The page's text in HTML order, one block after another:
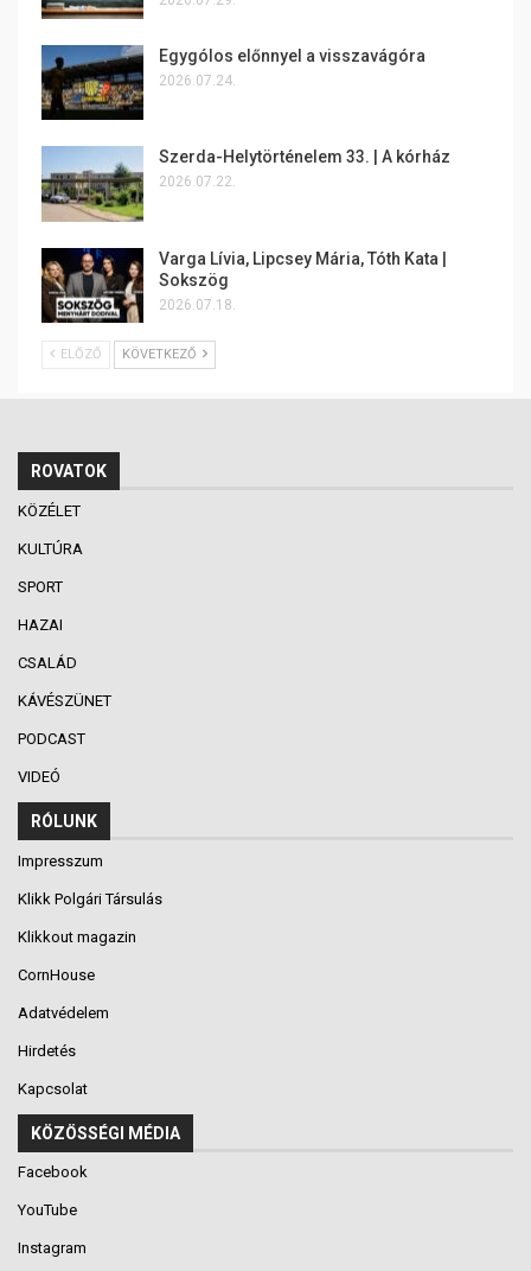
Egygólos előnnyel a visszavágóra
2026.07.24.
Szerda-Helytörténelem 33. | A kórház
2026.07.22.
Varga Lívia, Lipcsey Mária, Tóth Kata |
Sokszög
2026.07.18.
ELŐZŐ KÖVETKEZŐ
ROVATOK
KÖZÉLET
KULTÚRA
SPORT
HAZAI
CSALÁD
KÁVÉSZÜNET
PODCAST
VIDEÓ
RÓLUNK
Impresszum
Klikk Polgári Társulás
Klikkout magazin
CornHouse
Adatvédelem
Hirdetés
Kapcsolat
KÖZÖSSÉGI MÉDIA
Facebook
YouTube
Instagram